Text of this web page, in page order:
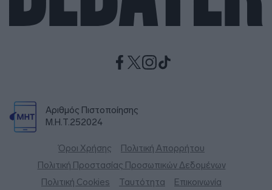
Αριθμός Πιστοποίησης
Μ.Η.Τ.252024
Όροι Χρήσης
Πολιτική Απορρήτου
Πολιτική Προστασίας Προσωπικών Δεδομένων
Πολιτική Cookies
Ταυτότητα Επικοινωνία